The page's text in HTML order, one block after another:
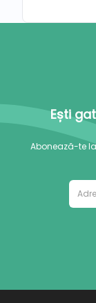
Ești
Abonează-te